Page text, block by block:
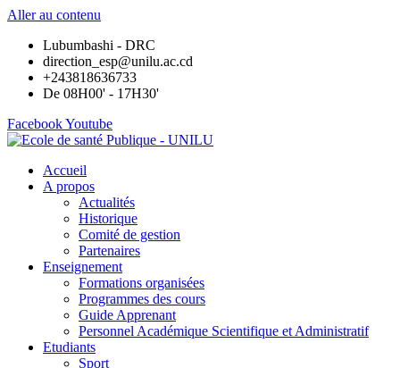
Aller au contenu
Lubumbashi - DRC
direction_esp@unilu.ac.cd
+243818636733
De 08H00' - 17H30'
FacebookYoutube
Accueil
A propos
Actualités
Historique
Comité de gestion
Partenaires
Enseignement
Formations organisées
Programmes des cours
Guide Apprenant
Personnel Académique Scientifique et Administratif
Etudiants
Sport